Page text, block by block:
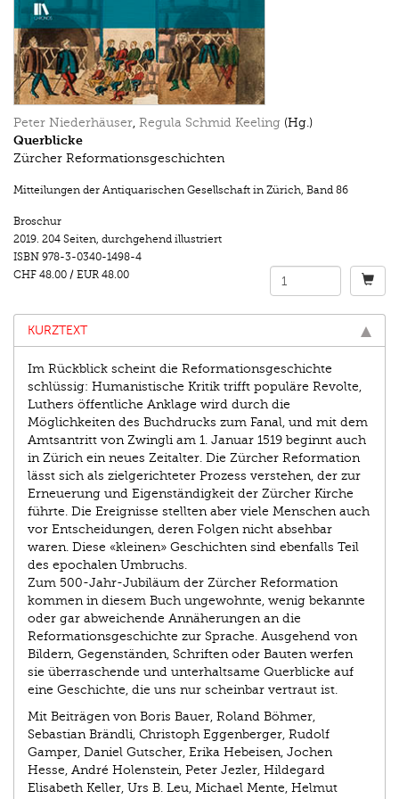
Peter Niederhäuser, Regula Schmid Keeling (Hg.)
Querblicke
Zürcher Reformationsgeschichten
Mitteilungen der Antiquarischen Gesellschaft in Zürich, Band 86
Broschur
2019. 204 Seiten, durchgehend illustriert
ISBN 978-3-0340-1498-4
CHF 48.00 / EUR 48.00
KURZTEXT
Im Rückblick scheint die Reformationsgeschichte
schlüssig: Humanistische Kritik trifft populäre Revolte,
Luthers öffentliche Anklage wird durch die
Möglichkeiten des Buchdrucks zum Fanal, und mit dem
Amtsantritt von Zwingli am 1. Januar 1519 beginnt auch
in Zürich ein neues Zeitalter. Die Zürcher Reformation
lässt sich als zielgerichteter Prozess verstehen, der zur
Erneuerung und Eigenständigkeit der Zürcher Kirche
führte. Die Ereignisse stellten aber viele Menschen auch
vor Entscheidungen, deren Folgen nicht absehbar
waren. Diese «kleinen» Geschichten sind ebenfalls Teil
des epochalen Umbruchs.
Zum 500-Jahr-Jubiläum der Zürcher Reformation
kommen in diesem Buch ungewohnte, wenig bekannte
oder gar abweichende Annäherungen an die
Reformationsgeschichte zur Sprache. Ausgehend von
Bildern, Gegenständen, Schriften oder Bauten werfen
sie überraschende und unterhaltsame Querblicke auf
eine Geschichte, die uns nur scheinbar vertraut ist.
Mit Beiträgen von Boris Bauer, Roland Böhmer,
Sebastian Brändli, Christoph Eggenberger, Rudolf
Gamper, Daniel Gutscher, Erika Hebeisen, Jochen
Hesse, André Holenstein, Peter Jezler, Hildegard
Elisabeth Keller, Urs B. Leu, Michael Mente, Helmut